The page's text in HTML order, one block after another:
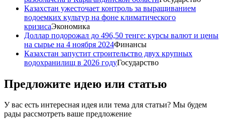
Казахстан ужесточает контроль за выращиванием
водоемких культур на фоне климатического
кризисаЭкономика
Доллар подорожал до 496,50 тенге: курсы валют и цены
на сырье на 4 ноября 2024Финансы
Казахстан запустит строительство двух крупных
водохранилищ в 2026 годуГосударство
Предложите идею или статью
У вас есть интересная идея или тема для статьи? Мы будем
рады рассмотреть ваше предложение